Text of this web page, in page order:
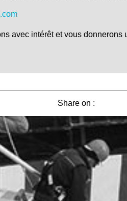
avec intérêt et vous
Share on :